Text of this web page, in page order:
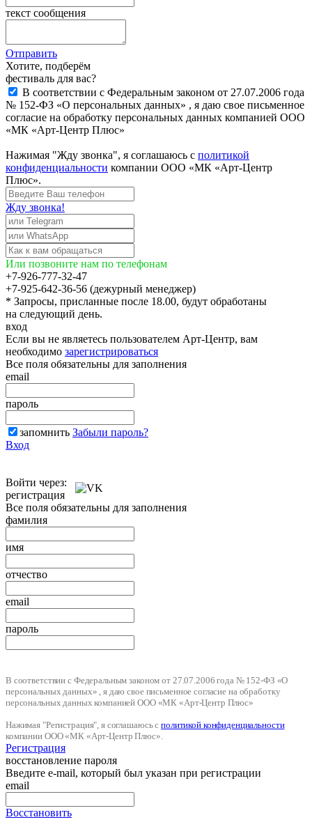
текст сообщения
Отправить
Хотите, подберём
фестиваль для вас?
В соответствии с Федеральным законом от 27.07.2006 года
№ 152-ФЗ «О персональных данных» , я даю свое письменное
согласие на обработку персональных данных компанией ООО
«МК «Арт-Центр Плюс»
Нажимая "Жду звонка", я соглашаюсь с политикой
конфиденциальности компании ООО «МК «Арт-Центр
Плюс».
Жду звонка!
Или позвоните нам по телефонам
+7-926-777-32-47
+7-925-642-36-56 (дежурный менеджер)
* Запросы, присланные после 18.00, будут обработаны
на следующий день.
вход
Если вы не являетесь пользователем Арт-Центр, вам
необходимо зарегистрироваться
Все поля обязательны для заполнения
email
пароль
запомнить Забыли пароль?
Вход
Войти через:
регистрация
Все поля обязательны для заполнения
фамилия
имя
отчество
email
пароль
В соответствии с Федеральным законом от 27.07.2006 года № 152-ФЗ «О
персональных данных» , я даю свое письменное согласие на обработку
персональных данных компанией ООО «МК «Арт-Центр Плюс»
Нажимая "Регистрация", я соглашаюсь сполитикой конфиденциальности
компании ООО «МК «Арт-Центр Плюс».
Регистрация
восстановление пароля
Введите e-mail, который был указан при регистрации
email
Восстановить